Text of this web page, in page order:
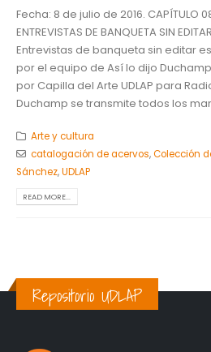
Fecha: 8 de julio de 2016. CAPÍTULO
ENTREVISTAS DE BANQUETA SIN
Entrevistas de banqueta sin editar
por el equipo de Así lo dijo
por Capilla del Arte UDLAP para
Duchamp se transmite todos los
Arte y cultura
catalogación de acervos,Colección
Sánchez,UDLAP
READ MORE...
Repositorio UDLAP